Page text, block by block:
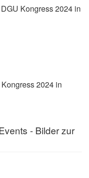
Kongress 2024 in
2024 in
- Bilder zur